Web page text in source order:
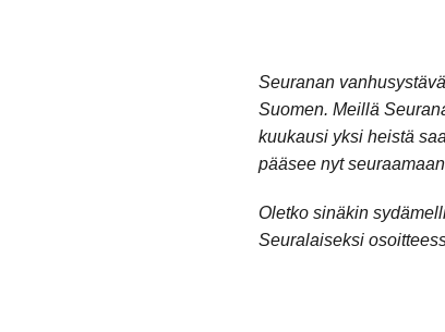
Seuranan
Suomen. Meillä
kuukausi yksi heistä
pääsee nyt
Oletko sinäkin
Seuralaiseksi